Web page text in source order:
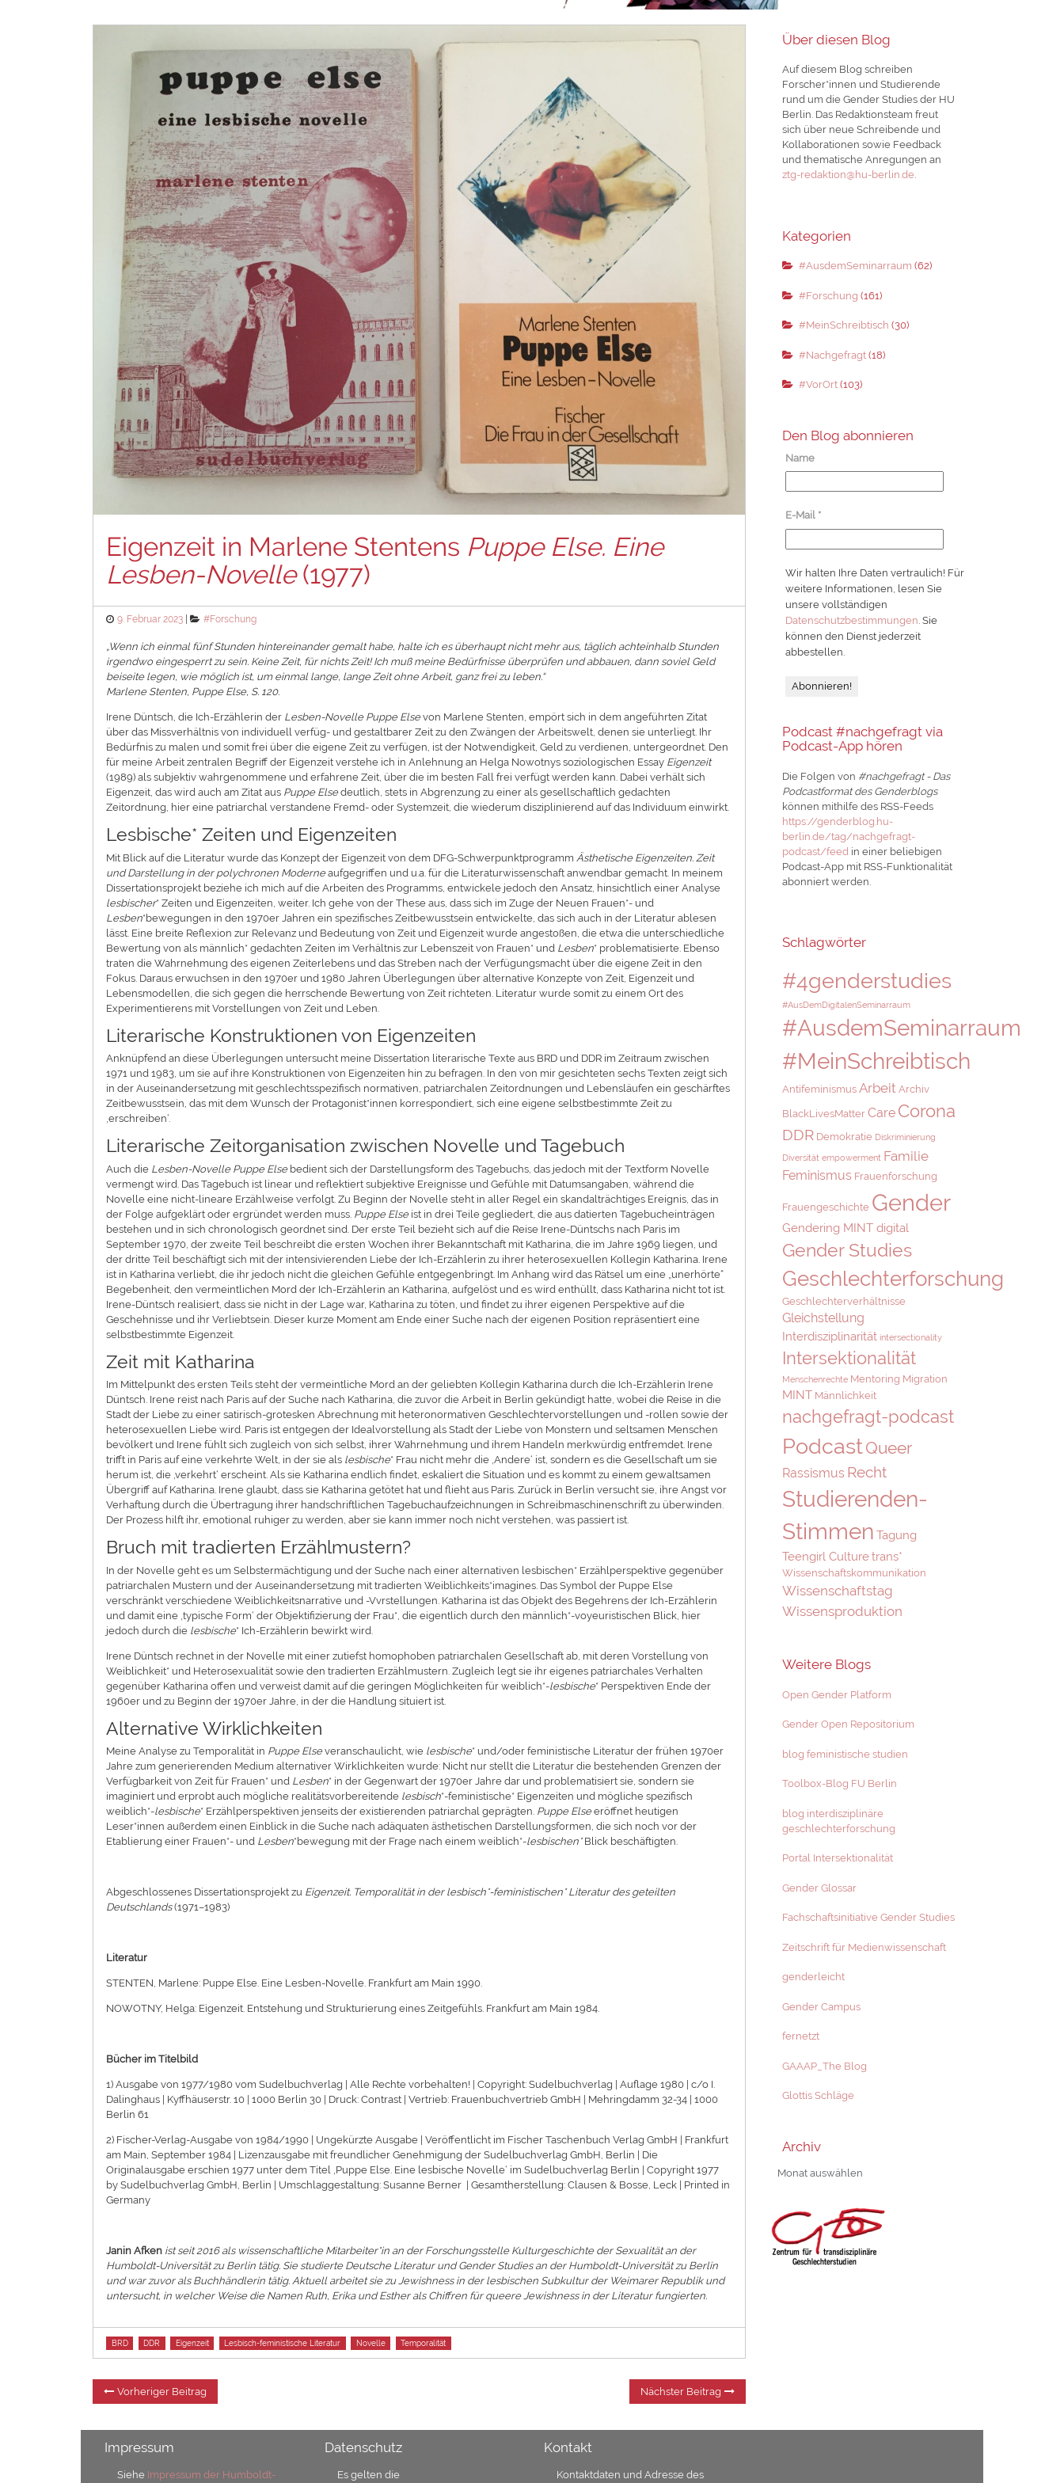
Eigenzeit in Marlene Stentens Puppe Else. Eine
Lesben-Novelle(1977)
Posted
9. Februar 2023 Categories
#Forschung
„Wenn ich einmal fünf Stunden hintereinander gemalt habe, halte ich es überhaupt nicht mehr aus, täglich achteinhalb Stunden
irgendwo eingesperrt zu sein. Keine Zeit, für nichts Zeit! Ich muß meine Bedürfnisse überprüfen und abbauen, dann soviel Geld
beiseite legen, wie möglich ist, um einmal lange, lange Zeit ohne Arbeit, ganz frei zu leben.“
Marlene Stenten, Puppe Else, S. 120.
Irene Düntsch, die Ich-Erzählerin der Lesben-Novelle Puppe Elsevon Marlene Stenten, empört sich in dem angeführten Zitat
über das Missverhältnis von individuell verfüg- und gestaltbarer Zeit zu den Zwängen der Arbeitswelt, denen sie unterliegt. Ihr
Bedürfnis zu malen und somit frei über die eigene Zeit zu verfügen, ist der Notwendigkeit, Geld zu verdienen, untergeordnet. Den
für meine Arbeit zentralen Begriff der Eigenzeit verstehe ich in Anlehnung an Helga Nowotnys soziologischen Essay Eigenzeit
(1989) als subjektiv wahrgenommene und erfahrene Zeit, über die im besten Fall frei verfügt werden kann. Dabei verhält sich
Eigenzeit, das wird auch am Zitat aus Puppe Elsedeutlich, stets in Abgrenzung zu einer als gesellschaftlich gedachten
Zeitordnung, hier eine patriarchal verstandene Fremd- oder Systemzeit, die wiederum disziplinierend auf das Individuum einwirkt.
Lesbische* Zeiten und Eigenzeiten
Mit Blick auf die Literatur wurde das Konzept der Eigenzeit von dem DFG-Schwerpunktprogramm Ästhetische Eigenzeiten. Zeit
und Darstellung in der polychronen Moderneaufgegriffen und u.a. für die Literaturwissenschaft anwendbar gemacht. In meinem
Dissertationsprojekt beziehe ich mich auf die Arbeiten des Programms, entwickele jedoch den Ansatz, hinsichtlich einer Analyse
lesbischer* Zeiten und Eigenzeiten, weiter. Ich gehe von der These aus, dass sich im Zuge der Neuen Frauen*- und
Lesben*bewegungen in den 1970er Jahren ein spezifisches Zeitbewusstsein entwickelte, das sich auch in der Literatur ablesen
lässt. Eine breite Reflexion zur Relevanz und Bedeutung von Zeit und Eigenzeit wurde angestoßen, die etwa die unterschiedliche
Bewertung von als männlich* gedachten Zeiten im Verhältnis zur Lebenszeit von Frauen* und Lesben* problematisierte. Ebenso
traten die Wahrnehmung des eigenen Zeiterlebens und das Streben nach der Verfügungsmacht über die eigene Zeit in den
Fokus. Daraus erwuchsen in den 1970er und 1980 Jahren Überlegungen über alternative Konzepte von Zeit, Eigenzeit und
Lebensmodellen, die sich gegen die herrschende Bewertung von Zeit richteten. Literatur wurde somit zu einem Ort des
Experimentierens mit Vorstellungen von Zeit und Leben.
Literarische Konstruktionen von Eigenzeiten
Anknüpfend an diese Überlegungen untersucht meine Dissertation literarische Texte aus BRD und DDR im Zeitraum zwischen
1971 und 1983, um sie auf ihre Konstruktionen von Eigenzeiten hin zu befragen. In den von mir gesichteten sechs Texten zeigt sich
in der Auseinandersetzung mit geschlechtsspezifisch normativen, patriarchalen Zeitordnungen und Lebensläufen ein geschärftes
Zeitbewusstsein, das mit dem Wunsch der Protagonist*innen korrespondiert, sich eine eigene selbstbestimmte Zeit zu
‚erschreiben‘.
Literarische Zeitorganisation zwischen Novelle und Tagebuch
Auch die Lesben-Novelle Puppe Elsebedient sich der Darstellungsform des Tagebuchs, das jedoch mit der Textform Novelle
vermengt wird. Das Tagebuch ist linear und reflektiert subjektive Ereignisse und Gefühle mit Datumsangaben, während die
Novelle eine nicht-lineare Erzählweise verfolgt. Zu Beginn der Novelle steht in aller Regel ein skandalträchtiges Ereignis, das in
der Folge aufgeklärt oder ergründet werden muss. Puppe Elseist in drei Teile gegliedert, die aus datierten Tagebucheinträgen
bestehen und in sich chronologisch geordnet sind. Der erste Teil bezieht sich auf die Reise Irene-Düntschs nach Paris im
September 1970, der zweite Teil beschreibt die ersten Wochen ihrer Bekanntschaft mit Katharina, die im Jahre 1969 liegen, und
der dritte Teil beschäftigt sich mit der intensivierenden Liebe der Ich-Erzählerin zu ihrer heterosexuellen Kollegin Katharina. Irene
ist in Katharina verliebt, die ihr jedoch nicht die gleichen Gefühle entgegenbringt. Im Anhang wird das Rätsel um eine „unerhörte“
Begebenheit, den vermeintlichen Mord der Ich-Erzählerin an Katharina, aufgelöst und es wird enthüllt, dass Katharina nicht tot ist.
Irene-Düntsch realisiert, dass sie nicht in der Lage war, Katharina zu töten, und findet zu ihrer eigenen Perspektive auf die
Geschehnisse und ihr Verliebtsein. Dieser kurze Moment am Ende einer Suche nach der eigenen Position repräsentiert eine
selbstbestimmte Eigenzeit.
Zeit mit Katharina
Im Mittelpunkt des ersten Teils steht der vermeintliche Mord an der geliebten Kollegin Katharina durch die Ich-Erzählerin Irene
Düntsch. Irene reist nach Paris auf der Suche nach Katharina, die zuvor die Arbeit in Berlin gekündigt hatte, wobei die Reise in die
Stadt der Liebe zu einer satirisch-grotesken Abrechnung mit heteronormativen Geschlechtervorstellungen und -rollen sowie der
heterosexuellen Liebe wird. Paris ist entgegen der Idealvorstellung als Stadt der Liebe von Monstern und seltsamen Menschen
bevölkert und Irene fühlt sich zugleich von sich selbst, ihrer Wahrnehmung und ihrem Handeln merkwürdig entfremdet. Irene
trifft in Paris auf eine verkehrte Welt, in der sie als lesbische* Frau nicht mehr die ‚Andere‘ ist, sondern es die Gesellschaft um sie
herum ist, die ‚verkehrt‘ erscheint. Als sie Katharina endlich findet, eskaliert die Situation und es kommt zu einem gewaltsamen
Übergriff auf Katharina. Irene glaubt, dass sie Katharina getötet hat und flieht aus Paris. Zurück in Berlin versucht sie, ihre Angst vor
Verhaftung durch die Übertragung ihrer handschriftlichen Tagebuchaufzeichnungen in Schreibmaschinenschrift zu überwinden.
Der Prozess hilft ihr, emotional ruhiger zu werden, aber sie kann immer noch nicht verstehen, was passiert ist.
Bruch mit tradierten Erzählmustern?
In der Novelle geht es um Selbstermächtigung und der Suche nach einer alternativen lesbischen* Erzählperspektive gegenüber
patriarchalen Mustern und der Auseinandersetzung mit tradierten Weiblichkeits*imagines. Das Symbol der Puppe Else
verschränkt verschiedene Weiblichkeitsnarrative und -Vvrstellungen. Katharina ist das Objekt des Begehrens der Ich-Erzählerin
und damit eine ‚typische Form‘ der Objektifizierung der Frau*, die eigentlich durch den männlich*-voyeuristischen Blick, hier
jedoch durch die lesbische* Ich-Erzählerin bewirkt wird.
Irene Düntsch rechnet in der Novelle mit einer zutiefst homophoben patriarchalen Gesellschaft ab, mit deren Vorstellung von
Weiblichkeit* und Heterosexualität sowie den tradierten Erzählmustern. Zugleich legt sie ihr eigenes patriarchales Verhalten
gegenüber Katharina offen und verweist damit auf die geringen Möglichkeiten für weiblich*-lesbische* Perspektiven Ende der
1960er und zu Beginn der 1970er Jahre, in der die Handlung situiert ist.
Alternative Wirklichkeiten
Meine Analyse zu Temporalität in Puppe Elseveranschaulicht, wie lesbische* und/oder feministische Literatur der frühen 1970er
Jahre zum generierenden Medium alternativer Wirklichkeiten wurde: Nicht nur stellt die Literatur die bestehenden Grenzen der
Verfügbarkeit von Zeit für Frauen* und Lesben* in der Gegenwart der 1970er Jahre dar und problematisiert sie, sondern sie
imaginiert und erprobt auch mögliche realitätsvorbereitende lesbisch*-feministische* Eigenzeiten und mögliche spezifisch
weiblich*-lesbische* Erzählperspektiven jenseits der existierenden patriarchal geprägten. Puppe Elseeröffnet heutigen
Leser*innen außerdem einen Einblick in die Suche nach adäquaten ästhetischen Darstellungsformen, die sich noch vor der
Etablierung einer Frauen*- und Lesben*bewegung mit der Frage nach einem weiblich*-lesbischen*Blick beschäftigten.
Abgeschlossenes Dissertationsprojekt zu Eigenzeit. Temporalität in der lesbisch*-feministischen* Literatur des geteilten
Deutschlands(1971–1983)
Literatur
STENTEN, Marlene: Puppe Else. Eine Lesben-Novelle. Frankfurt am Main 1990.
NOWOTNY, Helga: Eigenzeit. Entstehung und Strukturierung eines Zeitgefühls. Frankfurt am Main 1984.
Bücher im Titelbild
1) Ausgabe von 1977/1980 vom Sudelbuchverlag | Alle Rechte vorbehalten! | Copyright: Sudelbuchverlag | Auflage 1980 | c/o I.
Dalinghaus | Kyffhäuserstr. 10 | 1000 Berlin 30 | Druck: Contrast | Vertrieb: Frauenbuchvertrieb GmbH | Mehringdamm 32-34 | 1000
Berlin 61
2) Fischer-Verlag-Ausgabe von 1984/1990 | Ungekürzte Ausgabe | Veröffentlicht im Fischer Taschenbuch Verlag GmbH | Frankfurt
am Main, September 1984 | Lizenzausgabe mit freundlicher Genehmigung der Sudelbuchverlag GmbH, Berlin | Die
Originalausgabe erschien 1977 unter dem Titel ‚Puppe Else. Eine lesbische Novelle‘ im Sudelbuchverlag Berlin | Copyright 1977
by Sudelbuchverlag GmbH, Berlin | Umschlaggestaltung: Susanne Berner | Gesamtherstellung: Clausen & Bosse, Leck | Printed in
Germany
Janin Afken ist seit 2016 als wissenschaftliche Mitarbeiter*in an der Forschungsstelle Kulturgeschichte der Sexualität an der
Humboldt-Universität zu Berlin tätig. Sie studierte Deutsche Literatur und Gender Studies an der Humboldt-Universität zu Berlin
und war zuvor als Buchhändlerin tätig. Aktuell arbeitet sie zu Jewishness in der lesbischen Subkultur der Weimarer Republik und
untersucht, in welcher Weise die Namen Ruth, Erika und Esther als Chiffren für queere Jewishness in der Literatur fungierten.
Tags
BRD DDR Eigenzeit Lesbisch-feministische Literatur Novelle Temporalität
Beitragsnavigation
Vorheriger Beitrag
Beitrag:
Nächster Beitrag
Beitrag:
Über diesen Blog
Auf diesem Blog schreiben
Forscher*innen und Studierende
rund um die Gender Studies der HU
Berlin. Das Redaktionsteam freut
sich über neue Schreibende und
Kollaborationen sowie Feedback
und thematische Anregungen an
ztg-redaktion@hu-berlin.de.
Kategorien
#AusdemSeminarraum (62)
#Forschung (161)
#MeinSchreibtisch (30)
#Nachgefragt(18)
#VorOrt(103)
Den Blog abonnieren
Name
E-Mail *
Wir halten Ihre Daten vertraulich! Für
weitere Informationen, lesen Sie
unsere vollständigen
Datenschutzbestimmungen . Sie
können den Dienst jederzeit
abbestellen.
Podcast #nachgefragt via
Podcast-App hören
Die Folgen von #nachgefragt - Das
Podcastformat des Genderblogs
können mithilfe des RSS-Feeds
https://genderblog.hu-
berlin.de/tag/nachgefragt-
podcast/feed in einer beliebigen
Podcast-App mit RSS-Funktionalität
abonniert werden.
Schlagwörter
#4genderstudies
#AusDemDigitalenSeminarraum
#AusdemSeminarraum
#MeinSchreibtisch
Antifeminismus Arbeit Archiv
BlackLivesMatter Care Corona
DDR Demokratie Diskriminierung
Diversität empowerment Familie
Feminismus Frauenforschung
Frauengeschichte Gender
Gendering MINT digital
Gender Studies
Geschlechterforschung
Geschlechterverhältnisse
Gleichstellung
Interdisziplinarität intersectionality
Intersektionalität
Menschenrechte Mentoring Migration
MINT Männlichkeit
nachgefragt-podcast
PodcastQueer
Rassismus Recht
Studierenden-
Stimmen Tagung
Teengirl Culturetrans*
Wissenschaftskommunikation
Wissenschaftstag
Wissensproduktion
Weitere Blogs
Open Gender Platform
Gender Open Repositorium
blog feministische studien
Toolbox-Blog FU Berlin
blog interdisziplinäre
geschlechterforschung
Portal Intersektionalität
Gender Glossar
Fachschaftsinitiative Gender Studies
Zeitschrift für Medienwissenschaft
genderleicht
Gender Campus
fernetzt
GAAAP_The Blog
Glottis Schläge
Archiv
Archiv
Impressum
Siehe Impressum der Humboldt-
Datenschutz
Es gelten die
Kontakt
Kontaktdaten und Adresse des